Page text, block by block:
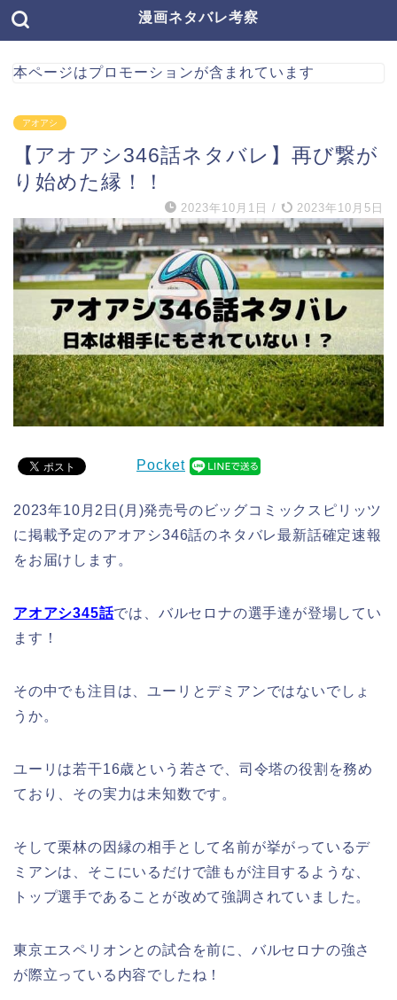
漫画ネタバレ考察
本ページはプロモーションが含まれています
アオアシ
【アオアシ346話ネタバレ】再び繋が
り始めた縁！！
2023年10月1日 / 2023年10月5日
Pocket
2023年10月2日(月)発売号のビッグコミックスピリッツ
に掲載予定のアオアシ346話のネタバレ最新話確定速報
をお届けします。
アオアシ345話では、バルセロナの選手達が登場してい
ます！
その中でも注目は、ユーリとデミアンではないでしょ
うか。
ユーリは若干16歳という若さで、司令塔の役割を務め
ており、その実力は未知数です。
そして栗林の因縁の相手として名前が挙がっているデ
ミアンは、そこにいるだけで誰もが注目するような、
トップ選手であることが改めて強調されていました。
東京エスペリオンとの試合を前に、バルセロナの強さ
が際立っている内容でしたね！